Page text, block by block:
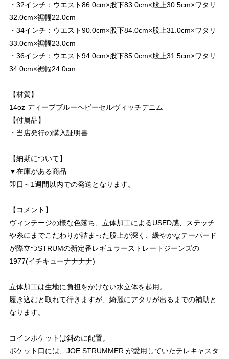
・32インチ：ウエスト86.0cm×股下83.0cm×股上30.5cm×ワタリ
32.0cm×裾幅22.0cm
・34インチ：ウエスト90.0cm×股下84.0cm×股上31.0cm×ワタリ
33.0cm×裾幅23.0cm
・36インチ：ウエスト94.0cm×股下85.0cm×股上31.5cm×ワタリ
34.0cm×裾幅24.0cm
【材質】
14oz ディープブルーヘビーセルヴィッチデニム
【付属品】
・当店発行の購入証明書
【納期について】
▼在庫がある商品
即日～1週間以内での発送となります。
【コメント】
ヴィンテージの様な色落ち、立体加工によるUSED感、ステッチ
や糸にまでこだわりが詰まった股上が深く、緩やかなテーパード
が際立つSTRUMの新定番レギュラーストレートジーンズの
1977(イチキューナナナナ)
立体加工は生地に負担をかけない水立体を起用。
履き込むと取れて行きますが、綺麗にアタリが出るまでの補助と
なります。
コインポケットは斜めに配置。
ポケット口には、JOE STRUMMER が愛用していたテレキャスタ